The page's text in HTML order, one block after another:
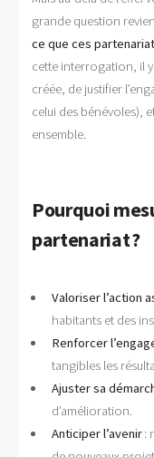
grande question
ce que ces
cette interrogation, il
créée, de justifier
celui des bénévoles),
ensemble.
Pourquoi
partenariat ?
Valoriser l’action
habitants et des
Renforcer
tangibles les
Ajuster sa
d’amélioration.
Anticiper l’avenir: